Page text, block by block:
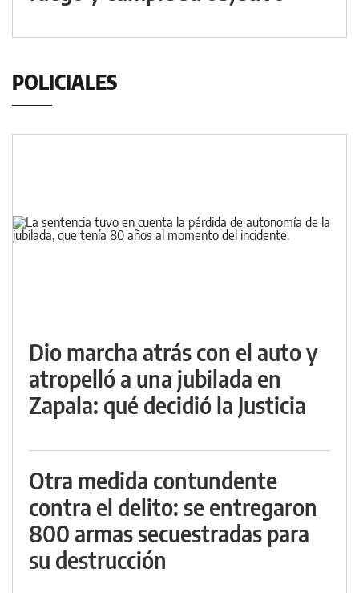
POLICIALES
Dio marcha atrás con el auto y
atropelló a una jubilada en
Zapala: qué decidió la Justicia
Otra medida contundente
contra el delito: se entregaron
800 armas secuestradas para
su destrucción